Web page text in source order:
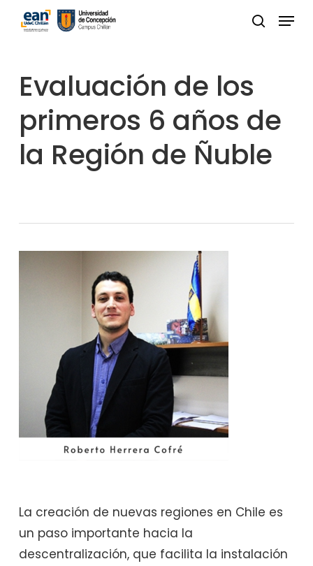
content
buscar
Menu
Evaluación de los
primeros 6 años de
la Región de Ñuble
La creación de nuevas regiones en Chile es
un paso importante hacia la
descentralización, que facilita la instalación